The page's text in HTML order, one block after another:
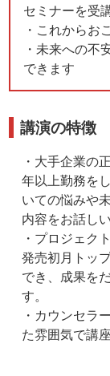
セミナーを受
・これからお
・未来への不
できます
講演の特徴
・大手企業の
年以上勤務を
いての悩みや
内容をお話し
・プロジェク
発売初月トッ
でき、成果を
す。
・カウンセラ
た雰囲気で講